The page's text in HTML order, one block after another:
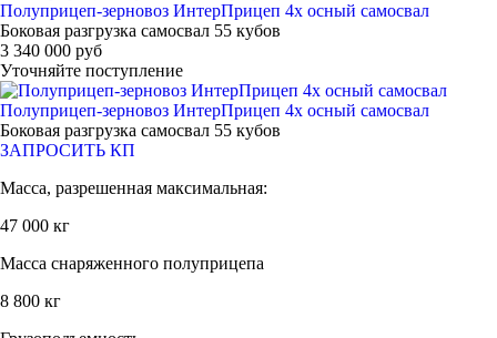
Полуприцеп-зерновоз ИнтерПрицеп 4х осный самосвал
Боковая разгрузка самосвал 55 кубов
3 340 000 руб
Уточняйте поступление
Полуприцеп-зерновоз ИнтерПрицеп 4х осный самосвал
Боковая разгрузка самосвал 55 кубов
ЗАПРОСИТЬ КП
Масса, разрешенная максимальная:
47 000 кг
Масса снаряженного полуприцепа
8 800 кг